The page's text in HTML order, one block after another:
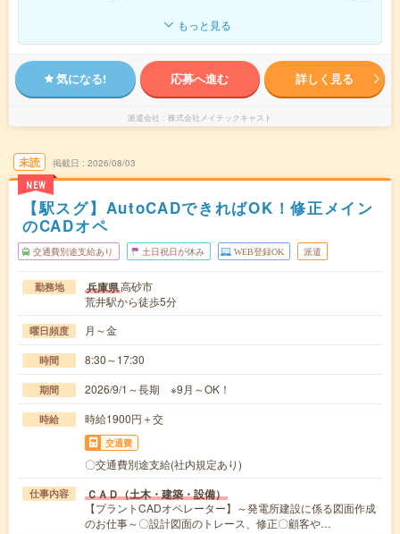
もっと見る
気になる! 応募へ進む 詳しく見る
派遣会社 株式会社メイテックキャスト
未読
NEW
掲載日 2026/08/03
【駅スグ】AutoCADできればOK！修正メイン
のCADオペ
交通費別途支給あり 土日祝日が休み WEB登録OK 派遣
勤務地 兵庫県高砂市
荒井駅から徒歩5分
曜日頻度 月～金
時間 8:30～17:30
期間 2026/9/1～長期 ※9月～OK！
時給 時給1900円＋交
交通費
〇交通費別途支給(社内規定あり)
仕事内容 ＣＡＤ（土木・建築・設備）
【プラントCADオペレーター】～発電所建設に係る図面作成
のお仕事～〇設計図面のトレース、修正〇顧客や…